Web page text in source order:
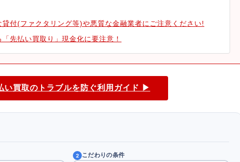
貸付(ファクタリング等)や悪質な金融業者にご注意ください!
「先払い買取り」現金化に要注意！
い買取のトラブルを防ぐ利用ガイド ▶
2 こだわりの条件